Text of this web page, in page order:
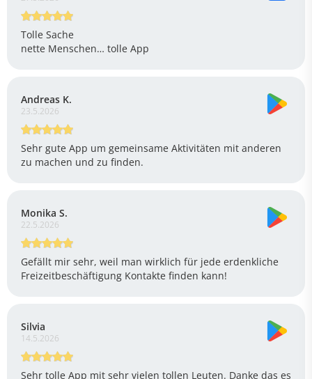
Tolle Sache
nette Menschen… tolle App
Andreas K.
23.5.2026
Sehr gute App um gemeinsame Aktivitäten mit anderen
zu machen und zu finden.
Monika S.
22.5.2026
Gefällt mir sehr, weil man wirklich für jede erdenkliche
Freizeitbeschäftigung Kontakte finden kann!
Silvia
14.5.2026
Sehr tolle App mit sehr vielen tollen Leuten. Danke das es